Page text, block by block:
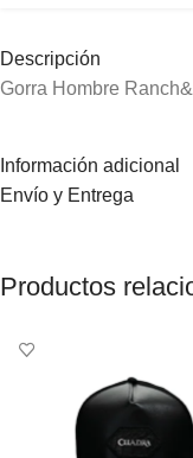
Descripción
Gorra Hombre
Información adicional
Envío y Entrega
Productos